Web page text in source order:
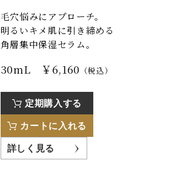
毛穴悩みにアプローチ。
明るいキメ肌に引き締める
角層集中保湿セラム。
30mL ￥6,160 （税込）
定期購入する
カートに入れる
詳しく見る